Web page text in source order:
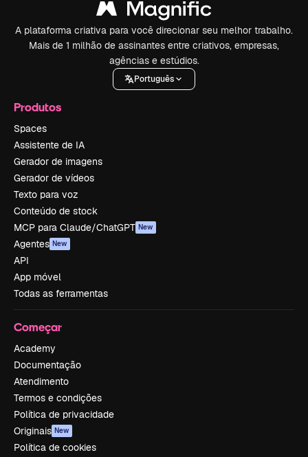
A plataforma criativa para você direcionar seu melhor trabalho.
Mais de 1 milhão de assinantes entre criativos, empresas,
agências e estúdios.
Português
Produtos
Spaces
Assistente de IA
Gerador de imagens
Gerador de vídeos
Texto para voz
Conteúdo de stock
MCP para Claude/ChatGPT New
Agentes New
API
App móvel
Todas as ferramentas
Começar
Academy
Documentação
Atendimento
Termos e condições
Política de privacidade
Originais New
Política de cookies